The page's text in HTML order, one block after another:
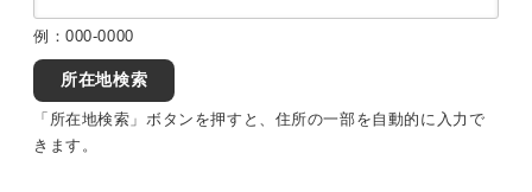
例：000-0000
所在地検索
「所在地検索」ボタンを押すと、住所の一部を自動的に入力で
きます。